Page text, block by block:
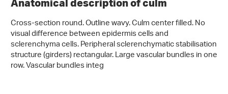
Cross-section round. Outline wavy. Culm center filled. No
visual difference between epidermis cells and
sclerenchyma cells. Peripheral sclerenchymatic stabilisation
structure (girders) rectangular. Large vascular bundles in one
row. Vascular bundles integ